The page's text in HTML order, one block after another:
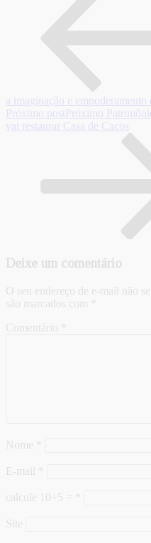
a imaginação e empoderamento
Próximo post Próximo
vai restaurar Casa de Cacos
Deixe um comentário
O seu endereço de e-mail não
são marcados com
Comentário
Nome
E-mail
calcule 10+5 =
Site